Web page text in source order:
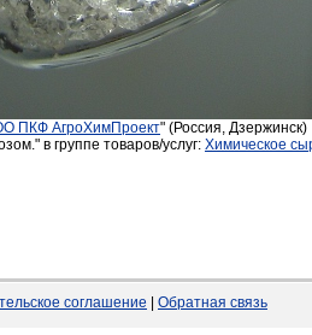
ПКФ АгроХимПроект" (Россия, Дзержинск)
в группе товаров/услуг: Химическое
соглашение Обратная связь